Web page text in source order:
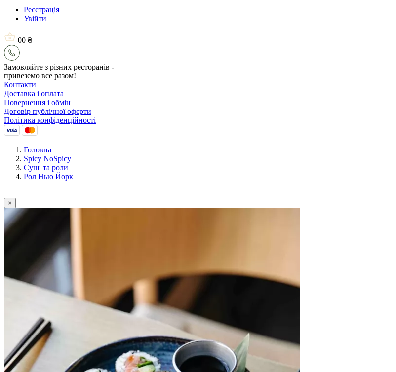
Реєстрація
Увійти
00 ₴
Замовляйте з різних ресторанів -
привеземо все разом!
Контакти
Доставка і оплата
Повернення і обмін
Договір публічної оферти
Політика конфіденційності
Головна
Spicy NoSpicy
Сушi та роли
Рол Нью Йорк
×